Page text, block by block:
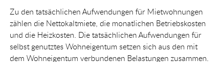
Zu den tatsächlichen Aufwendungen für Mietwohnungen
zählen die Nettokaltmiete, die monatlichen Betriebskosten
und die Heizkosten. Die tatsächlichen Aufwendungen für
selbst genutztes Wohneigentum setzen sich aus den mit
dem Wohneigentum verbundenen Belastungen zusammen.